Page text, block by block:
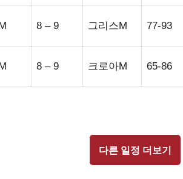
8 – 9 그리스M 77-93
8 – 9 크로아M 65-86
다른 일정 더보기